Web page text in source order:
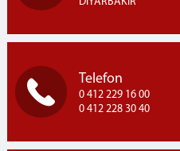
Telefon
0 412 229 16 00
0 412 228 30 40